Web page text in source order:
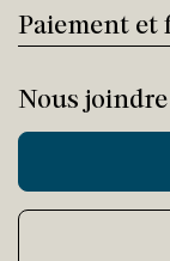
Paiement et
Nous joindre